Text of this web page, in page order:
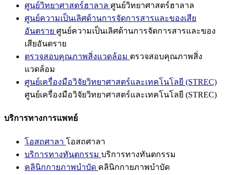
ศูนย์วิทยาศาสตร์ฮาลาล ศูนย์วิทยาศาสตร์ฮาลาล
ศูนย์ความเป็นเลิศด้านการจัดการสารและของเสีย
อันตราย ศูนย์ความเป็นเลิศด้านการจัดการสารและของ
เสียอันตราย
ตรวจสอบคุณภาพสิ่งแวดล้อม ตรวจสอบคุณภาพสิ่ง
แวดล้อม
ศูนย์เครื่องมือวิจัยวิทยาศาสตร์และเทคโนโลยี (STREC)
ศูนย์เครื่องมือวิจัยวิทยาศาสตร์และเทคโนโลยี (STREC)
บริการทางการแพทย์
โอสถศาลา โอสถศาลา
บริการทางทันตกรรม บริการทางทันตกรรม
คลินิกกายภาพบำบัด คลินิกกายภาพบำบัด